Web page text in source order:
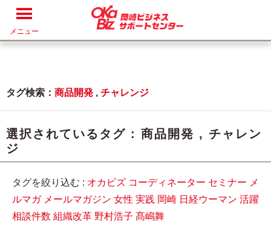
メニュー
タグ検索： 商品開発 , チャレンジ
選択されているタグ : 商品開発 , チャレン
ジ
タグを絞り込む : オカビズ コーディネーター セミナー メ
ルマガ メールマガジン 女性 実践 岡崎 日経ウーマン 活躍
相談件数 組織改革 野村浩子 髙嶋舞